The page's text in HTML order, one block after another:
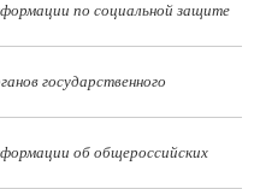
по социальной защите
государственного
об общероссийских